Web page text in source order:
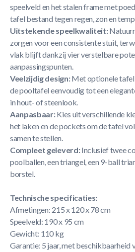
speelveld en het stalen frame met
tafel bestand tegen regen, zon en
Uitstekende speelkwaliteit:
zorgen voor een consistente stuit,
vlak blijft dankzij vier verstelbare
aanpassingspunten.
Veelzijdig design:Met optionele
de pooltafel eenvoudig tot een
in hout- of steenlook.
Aanpasbaar:Kies uit verschillende
het laken en de pockets om de tafel
samen te stellen.
Compleet geleverd:Inclusief twee
poolballen, een triangel, een 9-ball
borstel.
Technische specificaties:
Afmetingen: 215 x 120 x 78 cm
Speelveld: 190 x 95 cm
Gewicht: 110 kg
Garantie: 5 jaar, met beschikbaarheid